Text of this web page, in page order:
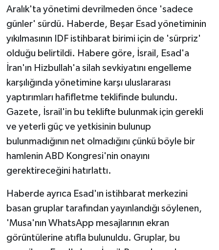
Aralık'ta yönetimi devrilmeden önce 'sadece
günler' sürdü. Haberde, Beşar Esad yönetiminin
yıkılmasının IDF istihbarat birimi için de 'sürpriz'
olduğu belirtildi. Habere göre, İsrail, Esad'a
İran'ın Hizbullah'a silah sevkiyatını engelleme
karşılığında yönetimine karşı uluslararası
yaptırımları hafifletme teklifinde bulundu.
Gazete, İsrail'in bu teklifte bulunmak için gerekli
ve yeterli güç ve yetkisinin bulunup
bulunmadığının net olmadığını çünkü böyle bir
hamlenin ABD Kongresi'nin onayını
gerektireceğini hatırlattı.
Haberde ayrıca Esad'ın istihbarat merkezini
basan gruplar tarafından yayınlandığı söylenen,
'Musa'nın WhatsApp mesajlarının ekran
görüntülerine atıfla bulunuldu. Gruplar, bu